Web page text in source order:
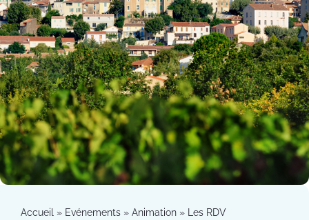
Accueil » Evénements » Animation »
Les RDV